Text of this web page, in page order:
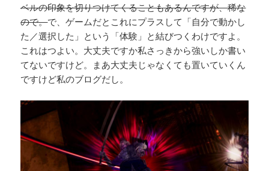
ベルの印象を切りつけてくることもあるんですが、稀な
ので。で、ゲームだとこれにプラスして「自分で動かし
た／選択した」という「体験」と結びつくわけですよ。
これはつよい。大丈夫ですか私さっきから強いしか書い
てないですけど。まあ大丈夫じゃなくても置いていくん
ですけど私のブログだし。